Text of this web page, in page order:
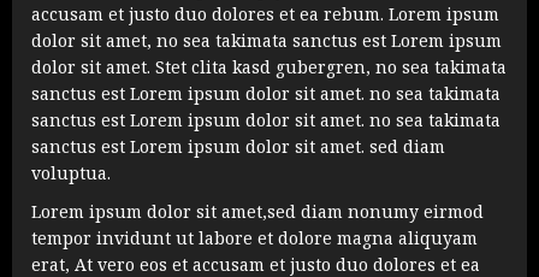
accusam et justo duo dolores et ea rebum. Lorem ipsum
dolor sit amet, no sea takimata sanctus est Lorem ipsum
dolor sit amet. Stet clita kasd gubergren, no sea takimata
sanctus est Lorem ipsum dolor sit amet. no sea takimata
sanctus est Lorem ipsum dolor sit amet. no sea takimata
sanctus est Lorem ipsum dolor sit amet. sed diam
voluptua.
Lorem ipsum dolor sit amet,sed diam nonumy eirmod
tempor invidunt ut labore et dolore magna aliquyam
erat, At vero eos et accusam et justo duo dolores et ea